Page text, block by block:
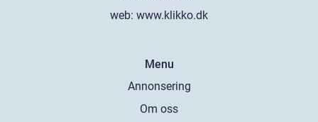
web: www.klikko.dk
Menu
Annonsering
Om oss